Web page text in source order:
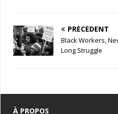
PRÉCÉDENT
Black Workers,
Long Struggle
À PROPOS